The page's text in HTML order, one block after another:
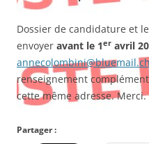
Dossier de candidature et
envoyer avant le 1er avril
renseignement
cette même adresse. Merci.
Partager :